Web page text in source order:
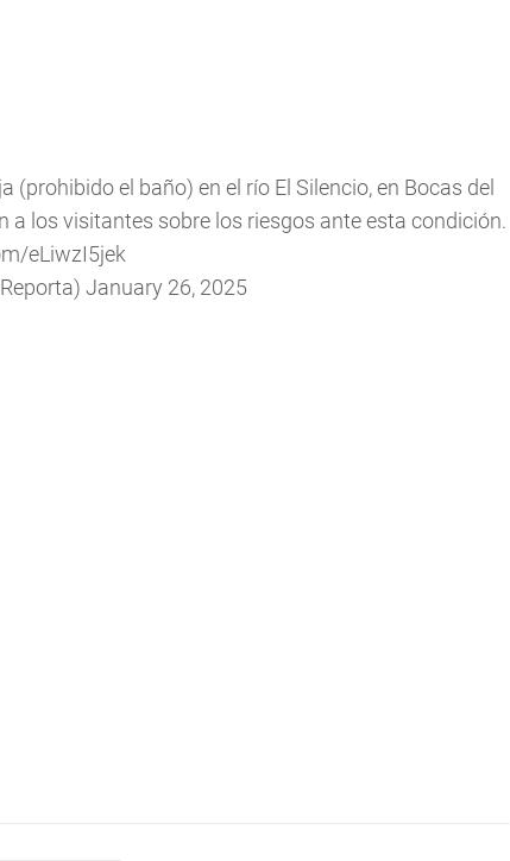
(prohibido el baño) en el río El Silencio, en Bocas del
a los visitantes sobre los riesgos ante esta condición.
eLiwzI5jek
January 26, 2025